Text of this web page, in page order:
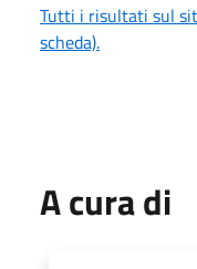
Tutti i risultati sul
scheda).
A cura di